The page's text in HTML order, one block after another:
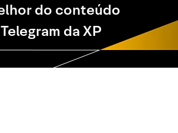
do conteúdo
da XP